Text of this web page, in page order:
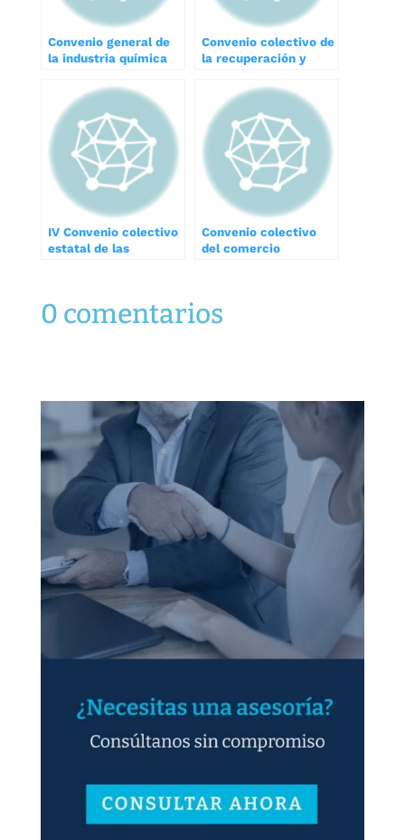
Convenio general de
la industria química
Convenio colectivo de
la recuperación y
y materias primas
secundarias
IV Convenio colectivo
estatal de las
tratamiento,
Convenio colectivo
del comercio
perfumerías
0 comentarios